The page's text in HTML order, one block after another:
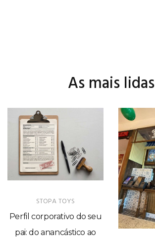
As mais lidas
STOPA TOYS
Perfil corporativo do seu
pai: do anancástico ao